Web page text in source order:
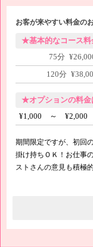
お客が来やすい料金の
★基本的なコース料
75分
120分
★オプションの料金
¥1,000 ～ ¥2,000
期間限定ですが、初回
掛け持ちＯＫ！お仕事
ストさんの意見も積極